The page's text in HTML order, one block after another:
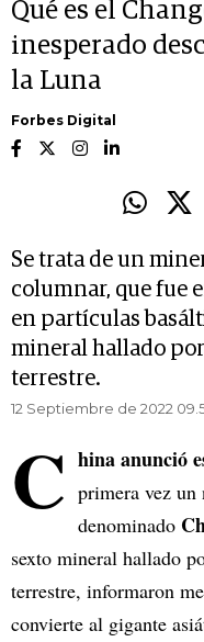
Qué es el
inesperado
la Luna
Forbes Digital
Se trata de un
columnar, que fue
en partículas
mineral hallado
terrestre.
12 Septiembre de 2022
C hina anunció
primera vez
denominado
sexto mineral hallado
terrestre, informaron
convierte al gigante